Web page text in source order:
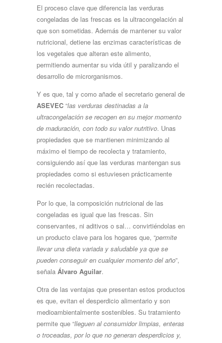
El proceso clave que diferencia las verduras
congeladas de las frescas es la ultracongelación al
que son sometidas. Además de mantener su valor
nutricional, detiene las enzimas características de
los vegetales que alteran este alimento,
permitiendo aumentar su vida útil y paralizando el
desarrollo de microrganismos.
Y es que, tal y como añade el secretario general de
ASEVEC “las verduras destinadas a la
ultracongelación se recogen en su mejor momento
de maduración, con todo su valor nutritivo. Unas
propiedades que se mantienen minimizando al
máximo el tiempo de recolecta y tratamiento,
consiguiendo así que las verduras mantengan sus
propiedades como si estuviesen prácticamente
recién recolectadas.
Por lo que, la composición nutricional de las
congeladas es igual que las frescas. Sin
conservantes, ni aditivos o sal… convirtiéndolas en
un producto clave para los hogares que, “permite
llevar una dieta variada y saludable ya que se
pueden conseguir en cualquier momento del año”,
señala Álvaro Aguilar.
Otra de las ventajas que presentan estos productos
es que, evitan el desperdicio alimentario y son
medioambientalmente sostenibles. Su tratamiento
permite que “lleguen al consumidor limpias, enteras
o troceadas, por lo que no generan desperdicios y,